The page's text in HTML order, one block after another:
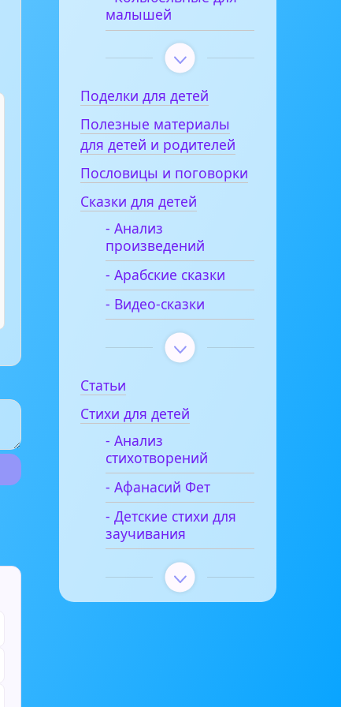
малышей
Поделки для детей
Полезные материалы
для детей и родителей
Пословицы и поговорки
Сказки для детей
- Анализ
произведений
- Арабские сказки
- Видео-сказки
Статьи
Стихи для детей
- Анализ
стихотворений
- Афанасий Фет
- Детские стихи для
заучивания